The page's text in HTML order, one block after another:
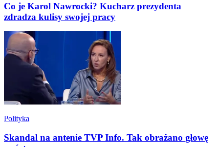
Co je Karol Nawrocki? Kucharz prezydenta
zdradza kulisy swojej pracy
Polityka
Skandal na antenie TVP Info. Tak obrażano głowę